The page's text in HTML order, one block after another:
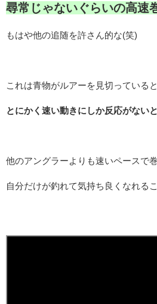
尋常じゃないぐらいの高速
もはや他の追随を許さん的な(笑)
これは青物がルアーを見切っていると
とにかく速い動きにしか反応がない
他のアングラーよりも速いペースで
自分だけが釣れて気持ち良くなれる